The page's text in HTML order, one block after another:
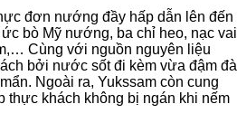
đơn nướng đầy hấp dẫn lên đến
bò Mỹ nướng, ba chỉ heo, nạc vai
Cùng với nguồn nguyên liệu
bởi nước sốt đi kèm vừa đậm đà
Ngoài ra, Yukssam còn cung
khách không bị ngán khi nếm